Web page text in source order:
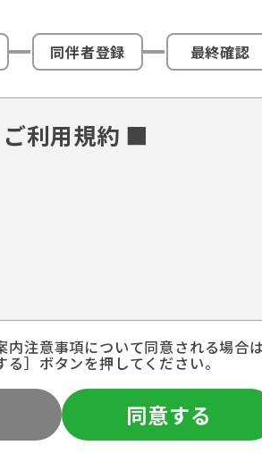
同伴者登録 最終確認
利用規約 ■
内注意事項について同意される場合
る］ボタンを押してください。
同意する